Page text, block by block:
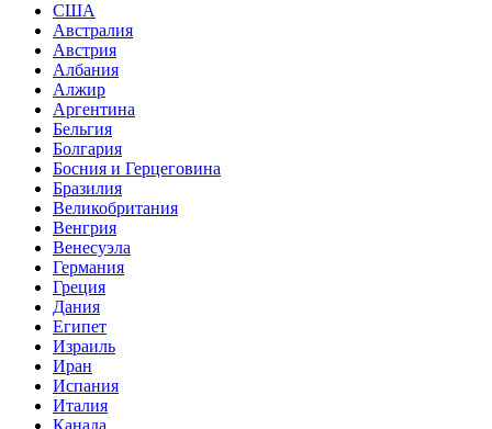
США
Австралия
Австрия
Албания
Алжир
Аргентина
Бельгия
Болгария
Босния и Герцеговина
Бразилия
Великобритания
Венгрия
Венесуэла
Германия
Греция
Дания
Египет
Израиль
Иран
Испания
Италия